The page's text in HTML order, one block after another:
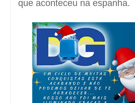
que aconteceu na espanha.